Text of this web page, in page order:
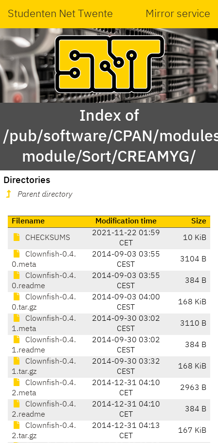
Studenten Net Twente Mirror service
Index of
/pub/software/CPAN/
module/Sort/CREAMYG/
Directories
Parent directory
Filename Modification time Size
CHECKSUMS
2021-11-22 01:59
CET
10 KiB
Clownfish-0.4.
0.meta
2014-09-03 03:55
CEST
3104 B
Clownfish-0.4.
0.readme
2014-09-03 03:55
CEST
384 B
Clownfish-0.4.
0.tar.gz
2014-09-03 04:00
CEST
168 KiB
Clownfish-0.4.
1.meta
2014-09-30 03:02
CEST
3110 B
Clownfish-0.4.
1.readme
2014-09-30 03:02
CEST
384 B
Clownfish-0.4.
1.tar.gz
2014-09-30 03:32
CEST
168 KiB
Clownfish-0.4.
2.meta
2014-12-31 04:10
CET
2963 B
Clownfish-0.4.
2.readme
2014-12-31 04:10
CET
384 B
Clownfish-0.4.
2.tar.gz
2014-12-31 04:13
CET
167 KiB